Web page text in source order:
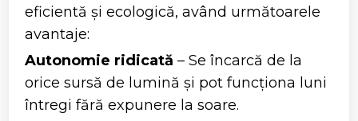
eficientă și ecologică, având următoarele
avantaje:
Autonomie ridicată – Se încarcă de la
orice sursă de lumină și pot funcționa luni
întregi fără expunere la soare.